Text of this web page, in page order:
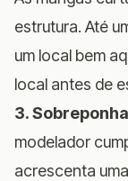
estrutura. Até
um local bem
local antes de
3.
modelador
acrescenta